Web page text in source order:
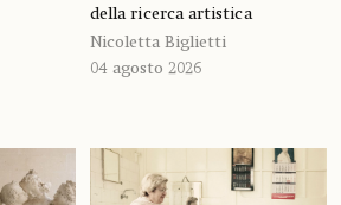
della ricerca artistica
Nicoletta Biglietti
04 agosto 2026